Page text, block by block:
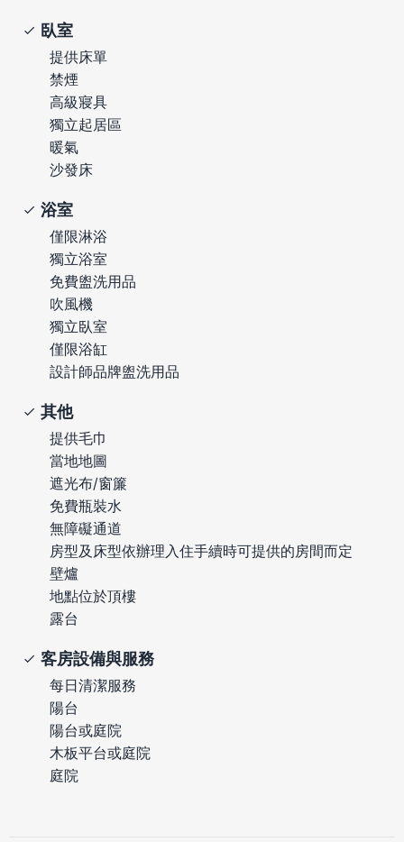
臥室
提供床單
禁煙
高級寢具
獨立起居區
暖氣
沙發床
浴室
僅限淋浴
獨立浴室
免費盥洗用品
吹風機
獨立臥室
僅限浴缸
設計師品牌盥洗用品
其他
提供毛巾
當地地圖
遮光布/窗簾
免費瓶裝水
無障礙通道
房型及床型依辦理入住手續時可提供的房間而定
壁爐
地點位於頂樓
露台
客房設備與服務
每日清潔服務
陽台
陽台或庭院
木板平台或庭院
庭院